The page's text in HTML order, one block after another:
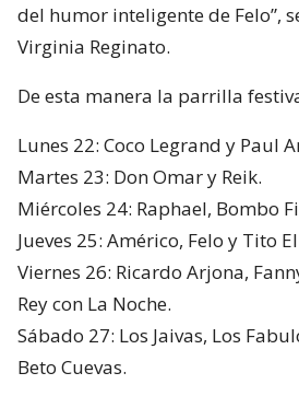
del humor inteligente de Felo”,
Virginia Reginato.
De esta manera la parrilla
Lunes 22: Coco Legrand y Paul
Martes 23: Don Omar y Reik.
Miércoles 24: Raphael, Bombo
Jueves 25: Américo, Felo y Tito
Viernes 26: Ricardo Arjona,
Rey con La Noche.
Sábado 27: Los Jaivas, Los
Beto Cuevas.